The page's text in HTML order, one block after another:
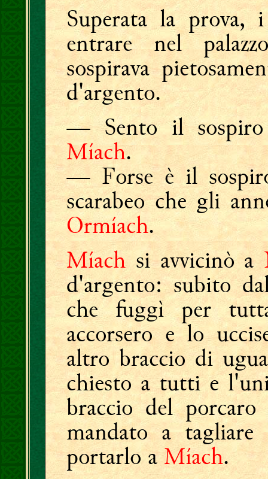
Superata la
entrare nel
sospirava
d'argento.
— Sento il
Míach.
— Forse è il
scarabeo che gli
Ormíach.
Míach si avvicinò a
d'argento: subito
che fuggì per
accorsero e lo
altro braccio di
chiesto a tutti e
braccio del porcaro
mandato a
portarlo aMíach.